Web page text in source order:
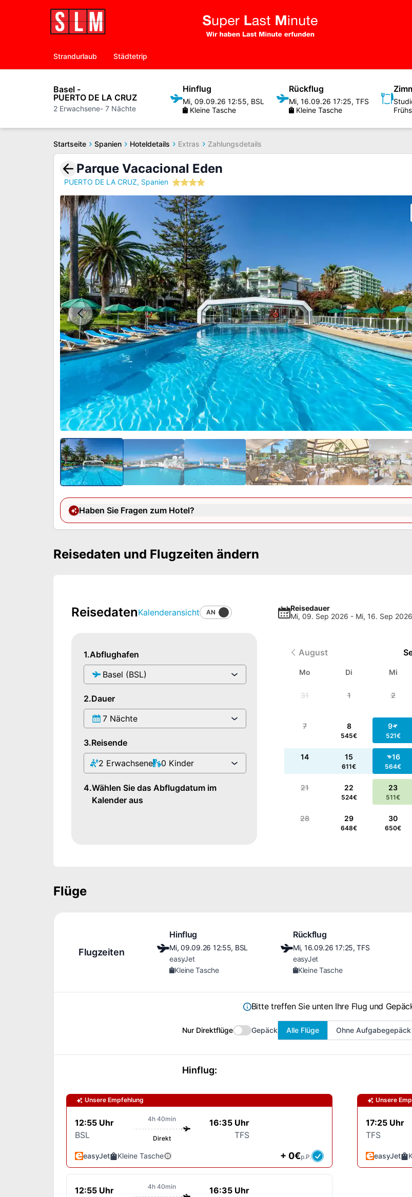
Strandurlaub Städtetrip
Basel -
PUERTO DE LA CRUZ
2 Erwachsene- 7 Nächte
Hinflug
Mi, 09.09.26 12:55, BSL
Kleine Tasche
Rückflug
Mi, 16.09.26 17:25, TFS
Kleine Tasche
Startseite Spanien Hoteldetails Extras Zahlungsdetails
Parque Vacacional Eden
PUERTO DE LA CRUZ, Spanien
Haben Sie Fragen zum Hotel?
Reisedaten und Flugzeiten ändern
ReisedatenKalenderansicht AN
Reisedauer
Mi, 09. Sep 2026 - Mi, 16. Sep 2026
1.Abflughafen
Basel (BSL)
2.Dauer
7 Nächte
3.Reisende
2 Erwachsene 0 Kinder
4.Wählen Sie das Abflugdatum im
Kalender aus
August
Mo Di Mi
31 1 2
7 8
545€
9
521€
14 15
611€
16
564€
21 22
524€
23
511€
28 29
648€
30
650€
Flüge
Flugzeiten
Hinflug
Mi, 09.09.26 12:55, BSL
easyJet
Kleine Tasche
Rückflug
Mi, 16.09.26 17:25,TFS
easyJet
Kleine Tasche
Bitte treffen Sie unten Ihre Flug und
Nur Direktflüge Gepäck Alle Flüge Ohne Aufgabegepäck
Hinflug:
Unsere Empfehlung
12:55 Uhr
BSL
4h 40min
Direkt
16:35 Uhr
TFS
easyJet Kleine Tasche + 0€p.P.
12:55 Uhr
4h 40min
16:35 Uhr
Unsere
17:25 Uhr
TFS
easyJet